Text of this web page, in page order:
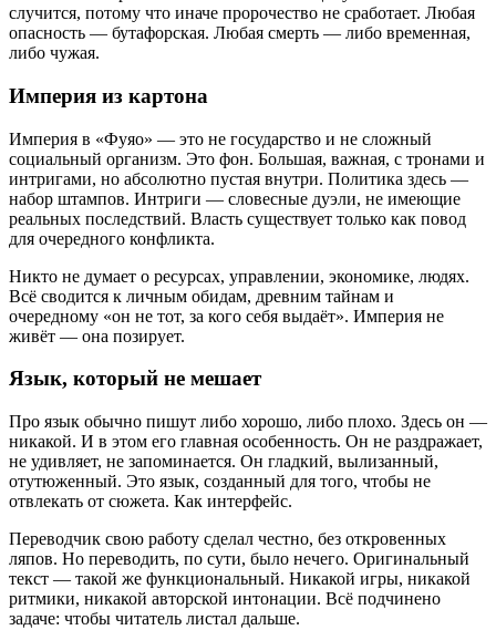
случится, потому что иначе пророчество не сработает. Любая
опасность — бутафорская. Любая смерть — либо временная,
либо чужая.
Империя из картона
Империя в «Фуяо» — это не государство и не сложный
социальный организм. Это фон. Большая, важная, с тронами и
интригами, но абсолютно пустая внутри. Политика здесь —
набор штампов. Интриги — словесные дуэли, не имеющие
реальных последствий. Власть существует только как повод
для очередного конфликта.
Никто не думает о ресурсах, управлении, экономике, людях.
Всё сводится к личным обидам, древним тайнам и
очередному «он не тот, за кого себя выдаёт». Империя не
живёт — она позирует.
Язык, который не мешает
Про язык обычно пишут либо хорошо, либо плохо. Здесь он —
никакой. И в этом его главная особенность. Он не раздражает,
не удивляет, не запоминается. Он гладкий, вылизанный,
отутюженный. Это язык, созданный для того, чтобы не
отвлекать от сюжета. Как интерфейс.
Переводчик свою работу сделал честно, без откровенных
ляпов. Но переводить, по сути, было нечего. Оригинальный
текст — такой же функциональный. Никакой игры, никакой
ритмики, никакой авторской интонации. Всё подчинено
задаче: чтобы читатель листал дальше.